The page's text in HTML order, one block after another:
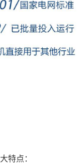
特点：